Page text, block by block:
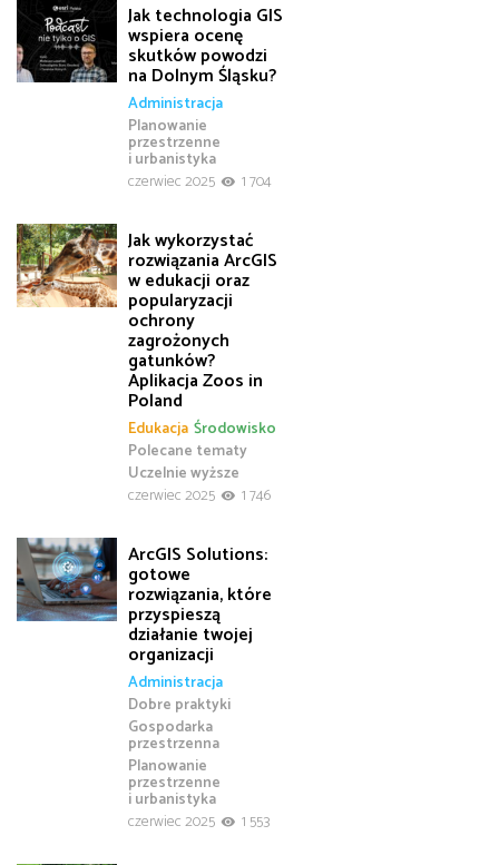
Jak technologia GIS
wspiera ocenę
skutków powodzi
na Dolnym Śląsku?
Administracja
Planowanie
przestrzenne
i urbanistyka
czerwiec 2025
1 704
Jak wykorzystać
rozwiązania ArcGIS
w edukacji oraz
popularyzacji
ochrony
zagrożonych
gatunków?
Aplikacja Zoos in
Poland
Edukacja
Polecane tematy
Środowisko
Uczelnie wyższe
czerwiec 2025
1 746
ArcGIS Solutions:
gotowe
rozwiązania, które
przyspieszą
działanie twojej
organizacji
Administracja
Dobre praktyki
Gospodarka
przestrzenna
Planowanie
przestrzenne
i urbanistyka
czerwiec 2025
1 553